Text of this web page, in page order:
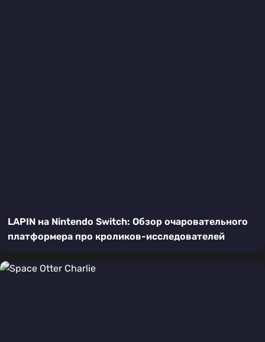
LAPIN на Nintendo Switch: Обзор очаровательного
платформера про кроликов-исследователей